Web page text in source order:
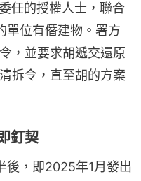
任的授權人士，聯合
單位有僭建物。署方
，並要求胡遞交還原
拆令，直至胡的方案
釘契
後，即2025年1月發出